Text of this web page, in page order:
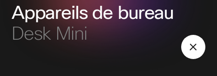
Appareils de bureau
Desk Mini